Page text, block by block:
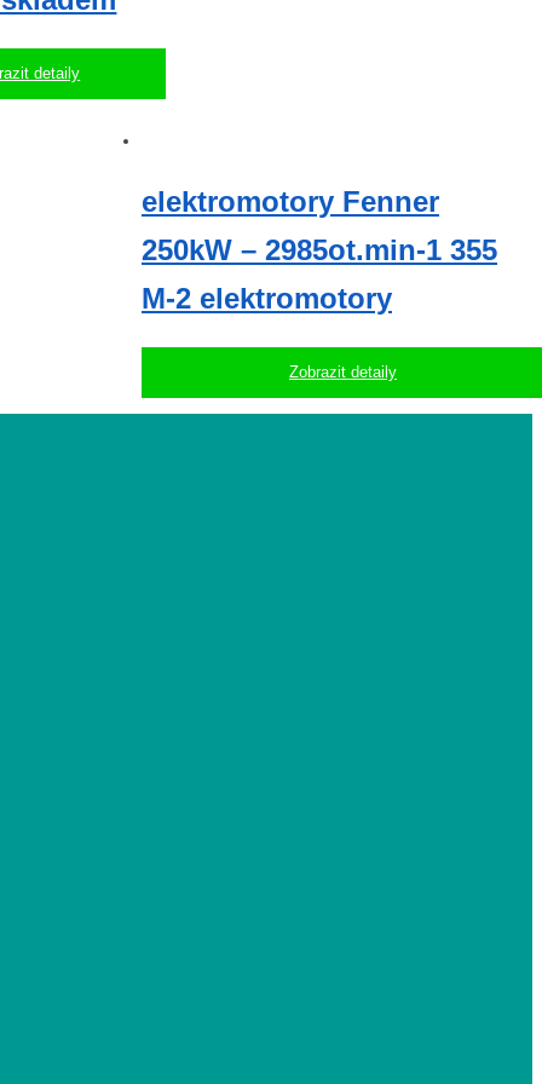
detaily
elektromotory Fenner
250kW – 2985ot.min-1 355
M-2 elektromotory
Zobrazit detaily